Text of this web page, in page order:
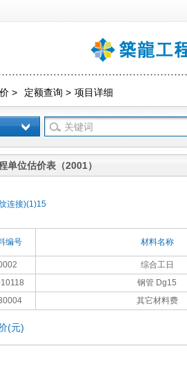
> 定额查询 > 项目详细
单位估价表（2001）
连接)(1)15
编号 材料名称
综合工日
钢管 Dg15
其它材料费
(元)